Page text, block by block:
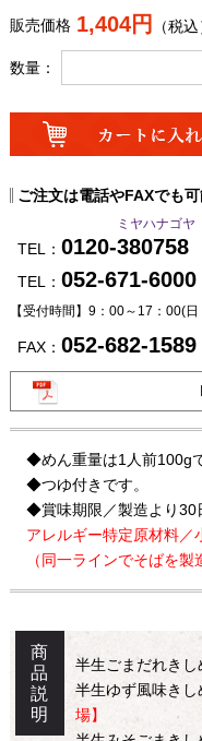
販売価格 1,404円 （税込
数量：
ご注文は電話やFAXでも可
ミヤハナゴヤ
TEL： 0120-380758
TEL： 052-671-6000
【受付時間】9：00～17：00(日
FAX： 052-682-1589
◆めん重量は1人前100g
◆つゆ付きです。
◆賞味期限／製造より30
アレルギー特定原材料／
（同一ラインでそばを製
商
品
説
明
半生ごまだれき
半生ゆず風味き
場】